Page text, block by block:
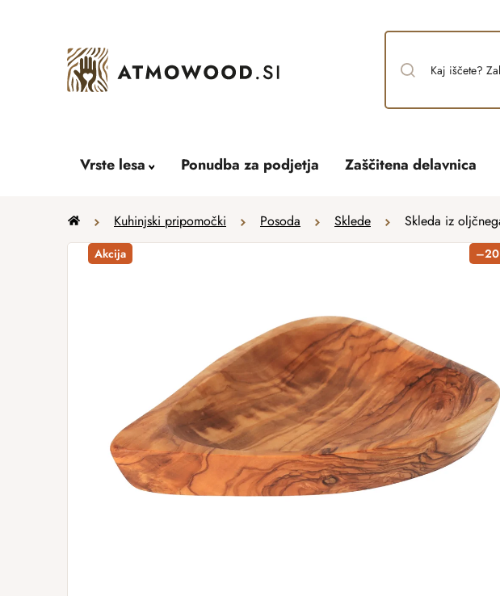
Vrste lesa Ponudba za podjetja Zaščitena delavnica
Home Kuhinjski pripomočki Posoda Sklede Skleda iz
Akcija